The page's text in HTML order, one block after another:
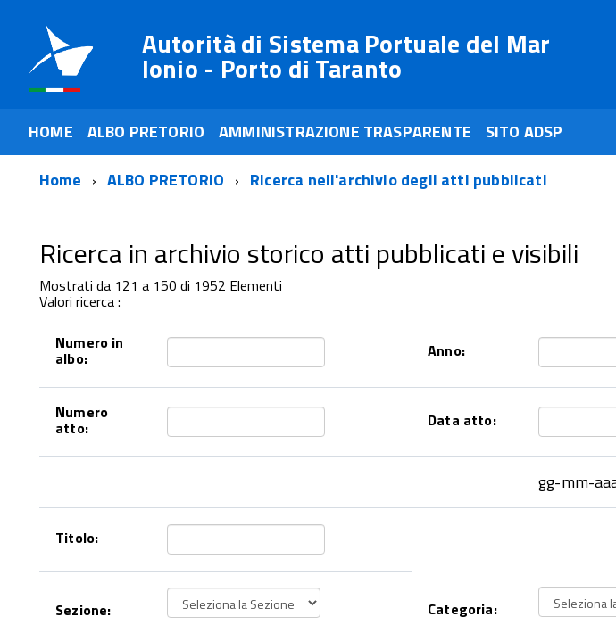
Autorità di Sistema Portuale del Mar
Ionio - Porto di Taranto
HOME ALBO PRETORIO AMMINISTRAZIONE TRASPARENTE
SITO ADSP
Home
ALBO PRETORIO Ricerca nell'archivio degli atti pubblicati
Ricerca in archivio storico atti pubblicati e visibili
Mostrati da 121 a 150 di 1952 Elementi
Valori ricerca :
Numero in
albo: Anno:
Numero
atto: Data atto:
gg-mm-
Titolo:
Sezione: Categoria: